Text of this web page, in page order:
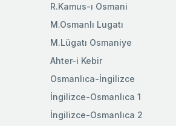
R.Kamus-ı Osmani
M.Osmanlı Lugatı
M.Lügatı Osmaniye
Ahter-i Kebir
Osmanlıca-İngilizce
İngilizce-Osmanlıca 1
İngilizce-Osmanlıca 2